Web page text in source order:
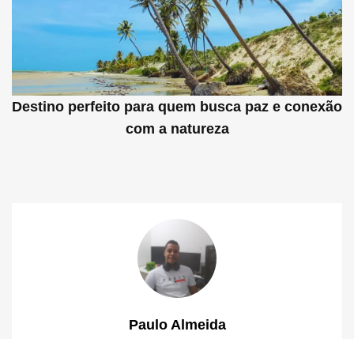
Destino perfeito para quem busca paz e conexão
com a natureza
Paulo Almeida